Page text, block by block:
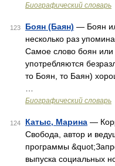
Биографический словарь
123 Боян (Баян) — Боян
несколько раз
Самое слово боян
употребляются
то Боян, то Баян)
Биографический словарь
124 Катыс, Марина —
Свобода, автор и
программы
выпуска социальных